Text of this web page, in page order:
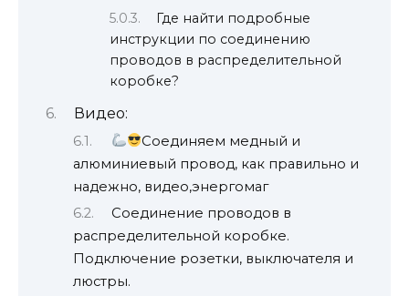
Где найти подробные
инструкции по соединению
проводов в распределительной
коробке?
Видео:
Соединяем медный и
алюминиевый провод, как правильно и
надежно, видео,энергомаг
Соединение проводов в
распределительной коробке.
Подключение розетки, выключателя и
люстры.